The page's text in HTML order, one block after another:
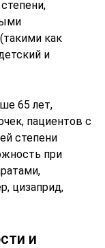
как
и
65 лет,
пациентов с
степени
при
цизаприд,
и